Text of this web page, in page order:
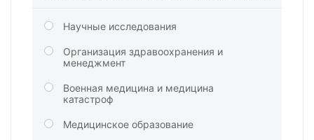
Научные исследования
Организация здравоохранения и
менеджмент
Военная медицина и медицина
катастроф
Медицинское образование